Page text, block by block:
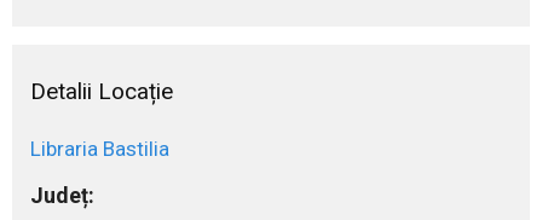
Detalii Locație
Libraria Bastilia
Județ: